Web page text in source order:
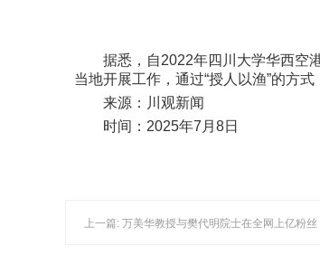
据悉，自2022年四川大学华西空
当地开展工作，通过“授人以渔”的方
来源：川观新闻
时间：2025年7月8日
上一篇: 万美华教授与樊代明院士在全网上亿粉